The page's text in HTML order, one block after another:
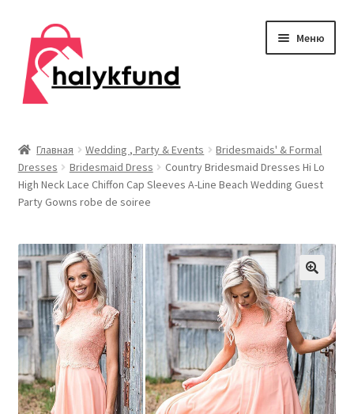
Перейти
навигации
Перейти
содержимому
Меню
меню
Главная
О нас
Контакты
Дом и сад
меню
Одежда
меню
Публикации
Главная Wedding , Party & Events
Bridesmaids' & Formal
Dresses
Bridesmaid Dress
Country Bridesmaid Dresses Hi Lo
High Neck Lace Chiffon Cap Sleeves A-Line Beach Wedding Guest
Party Gowns robe de soiree